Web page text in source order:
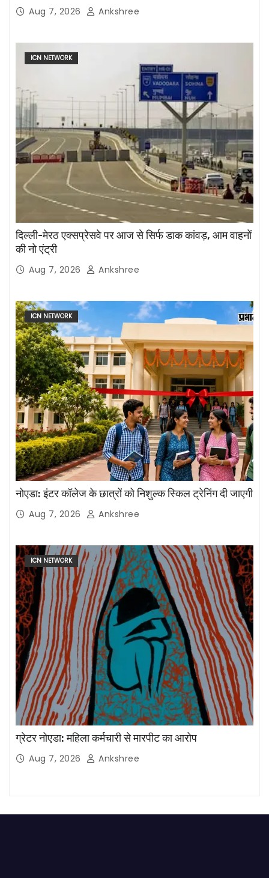
Aug 7, 2026 Ankshree
ICN NETWORK
दिल्ली-मेरठ एक्सप्रेसवे पर आज से सिर्फ डाक कांवड़, आम वाहनों
की नो एंट्री
Aug 7, 2026 Ankshree
ICN NETWORK
नोएडा: इंटर कॉलेज के छात्रों को निशुल्क स्किल ट्रेनिंग दी जाएगी
Aug 7, 2026 Ankshree
ICN NETWORK
ग्रेटर नोएडा: महिला कर्मचारी से मारपीट का आरोप
Aug 7, 2026 Ankshree